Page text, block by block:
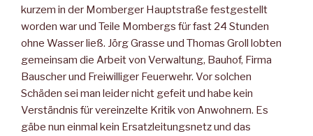
kurzem in der Momberger Hauptstraße festgestellt
worden war und Teile Mombergs für fast 24 Stunden
ohne Wasser ließ. Jörg Grasse und Thomas Groll lobten
gemeinsam die Arbeit von Verwaltung, Bauhof, Firma
Bauscher und Freiwilliger Feuerwehr. Vor solchen
Schäden sei man leider nicht gefeit und habe kein
Verständnis für vereinzelte Kritik von Anwohnern. Es
gäbe nun einmal kein Ersatzleitungsnetz und das